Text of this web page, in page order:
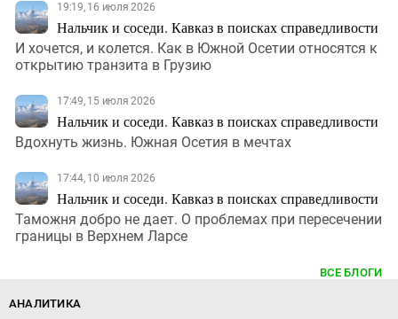
19:19, 16 июля 2026
Нальчик и соседи. Кавказ в поисках справедливости
И хочется, и колется. Как в Южной Осетии относятся к
открытию транзита в Грузию
17:49, 15 июля 2026
Нальчик и соседи. Кавказ в поисках справедливости
Вдохнуть жизнь. Южная Осетия в мечтах
17:44, 10 июля 2026
Нальчик и соседи. Кавказ в поисках справедливости
Таможня добро не дает. О проблемах при пересечении
границы в Верхнем Ларсе
ВСЕ БЛОГИ
АНАЛИТИКА